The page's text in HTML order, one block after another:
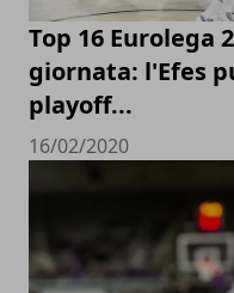
Top 16 Eurolega
giornata: l'Efes
playoff...
16/02/2020